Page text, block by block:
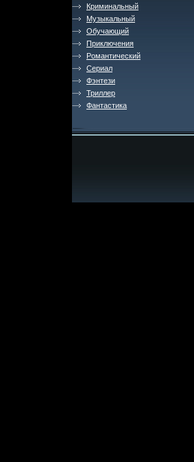
Криминальный
Музыкальный
Обучающий
Приключения
Романтический
Сериал
Фэнтези
Триллер
Фантастика